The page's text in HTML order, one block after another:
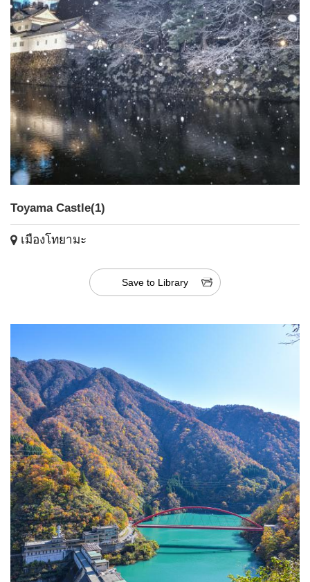
Toyama Castle(1)
เมืองโทยามะ
Save to Library